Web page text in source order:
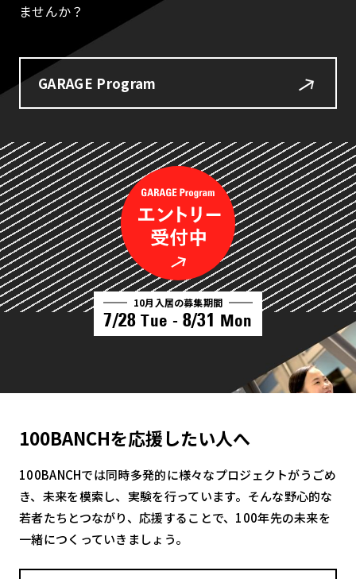
ませんか？
GARAGE Program
10月入居の募集期間
7/28 Tue - 8/31 Mon
100BANCHを応援したい人へ
100BANCHでは同時多発的に様々なプロジェクトがうごめ
き、未来を模索し、実験を行っています。そんな野心的な
若者たちとつながり、応援することで、100年先の未来を
一緒につくっていきましょう。